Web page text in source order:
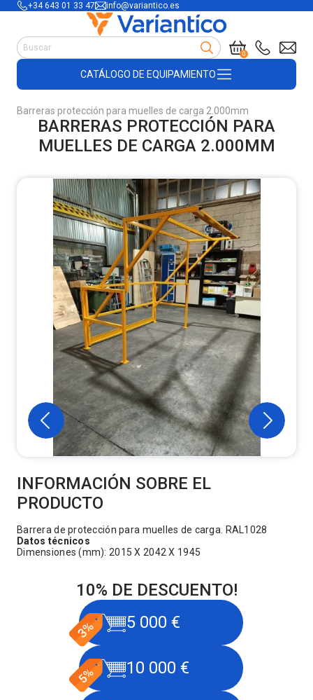
+34 643 01 33 47 info@variantico.es
0
CATÁLOGO DE EQUIPAMIENTO
Accesorios para carretillas
Útiles de almacén
Productos de plástico y madera
Encofrado
Barreras protección para muelles de carga 2.000mm
BARRERAS PROTECCIÓN PARA
MUELLES DE CARGA 2.000MM
INFORMACIÓN SOBRE EL
PRODUCTO
Barrera de protección para muelles de carga. RAL1028
Datos técnicos
Dimensiones (mm): 2015 X 2042 X 1945
10% DE DESCUENTO!
5 000 €
10 000 €